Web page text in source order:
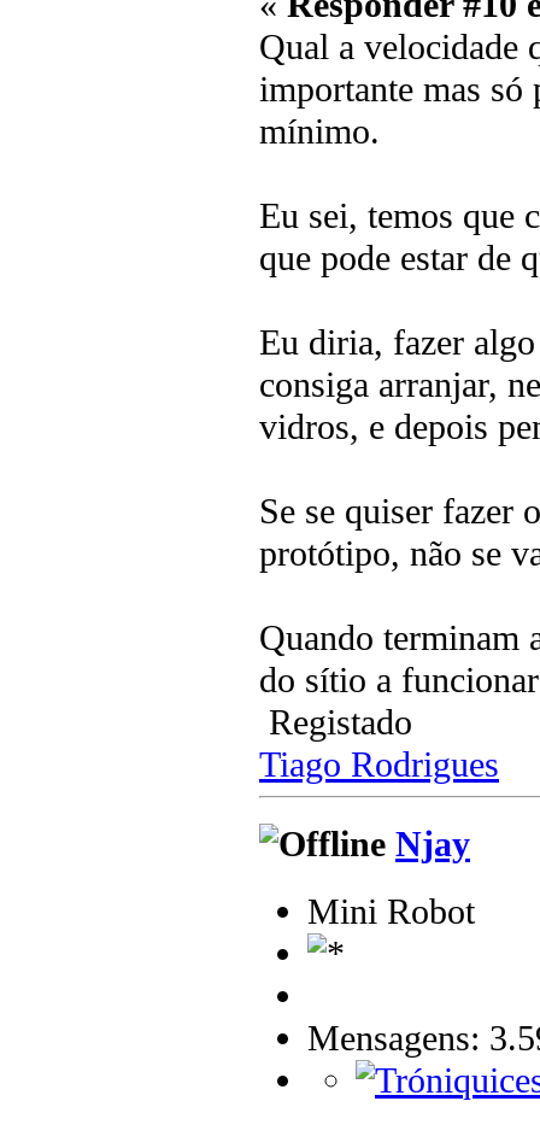
Qual a velocidade
importante mas só
mínimo.
Eu sei, temos que
que pode estar de
Eu diria, fazer algo
consiga arranjar,
vidros, e depois
Se se quiser fazer
protótipo, não se
Quando terminam
do sítio a
Registado
Tiago Rodrigues
Njay
Mini Robot
Mensagens: